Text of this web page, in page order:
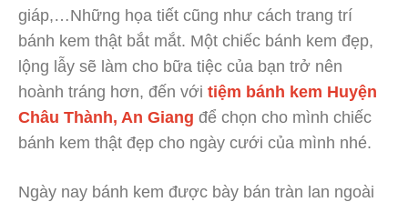
giáp,…Những họa tiết cũng như cách trang trí
bánh kem thật bắt mắt. Một chiếc bánh kem đẹp,
lộng lẫy sẽ làm cho bữa tiệc của bạn trở nên
hoành tráng hơn, đến với tiệm bánh kem Huyện
Châu Thành, An Giang để chọn cho mình chiếc
bánh kem thật đẹp cho ngày cưới của mình nhé.
Ngày nay bánh kem được bày bán tràn lan ngoài